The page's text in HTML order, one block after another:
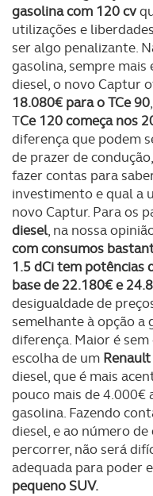
Realçamos que o
tecnologias similares
experiência de
disponibilizados.
Consulte a política de
gasolina com 120 cv
utilizações e
ser algo penalizante.
gasolina, sempre mais
diesel, o novo Captur
18.080€ para o TCe 90
TCe 120 começa nos
diferença que podem
de prazer de
fazer contas para
investimento e qual a
novo Captur. Para os
diesel, na nossa
com consumos
1.5 dCi tem potências
base de 22.180€ e
desigualdade de
semelhante à opção a
diferença. Maior é
escolha de um
diesel, que é mais
pouco mais de
gasolina. Fazendo
diesel, e ao número
percorrer, não será
adequada para poder
pequeno SUV.